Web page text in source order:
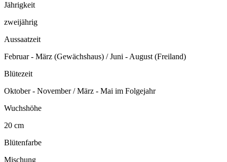
Jährigkeit
zweijährig
Aussaatzeit
Februar - März (Gewächshaus) / Juni - August (Freiland)
Blütezeit
Oktober - November / März - Mai im Folgejahr
Wuchshöhe
20 cm
Blütenfarbe
Mischung